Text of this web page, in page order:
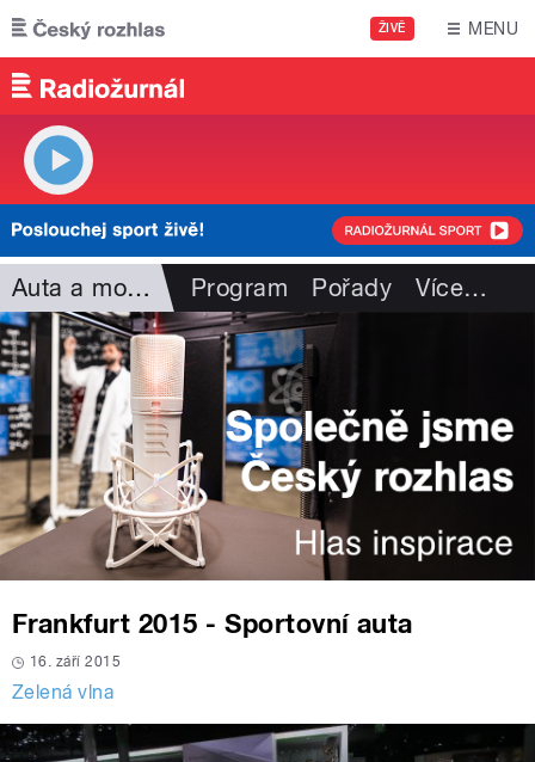
Přejít k hlavnímu obsahu
ŽIVĚ MENU
Auta a motorismus Program Pořady Více…
Frankfurt 2015 - Sportovní auta
16. září 2015
Zelená vlna